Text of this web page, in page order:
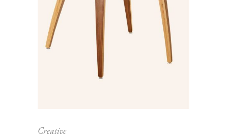
Creative